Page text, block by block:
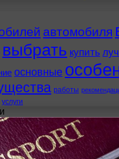
автомобиля
выбрать купить
основные
работы
услуги